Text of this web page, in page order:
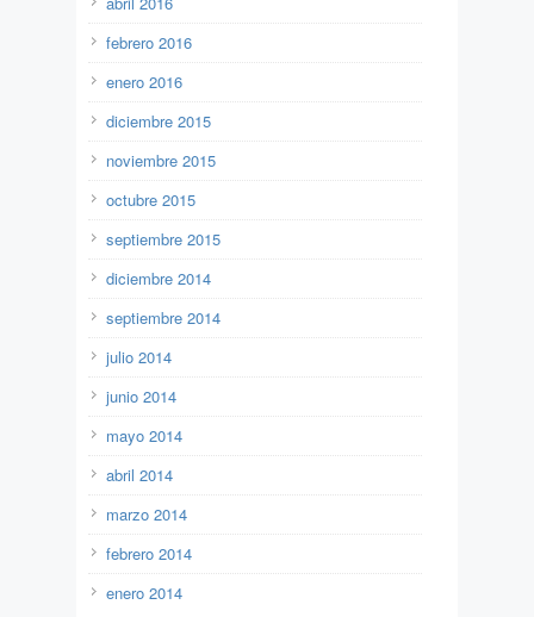
febrero 2016
enero 2016
diciembre 2015
noviembre 2015
octubre 2015
septiembre 2015
diciembre 2014
septiembre 2014
julio 2014
junio 2014
mayo 2014
abril 2014
marzo 2014
febrero 2014
enero 2014